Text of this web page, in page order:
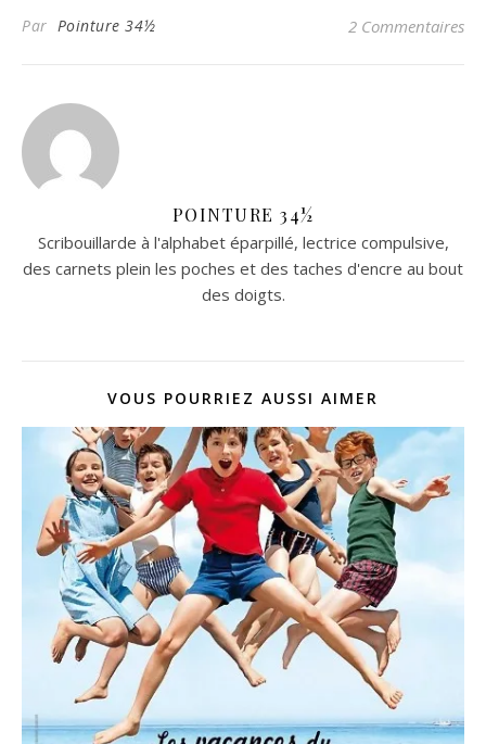
Par Pointure 34½ 2 Commentaires
POINTURE 34½
Scribouillarde à l'alphabet éparpillé, lectrice compulsive,
des carnets plein les poches et des taches d'encre au bout
des doigts.
VOUS POURRIEZ AUSSI AIMER